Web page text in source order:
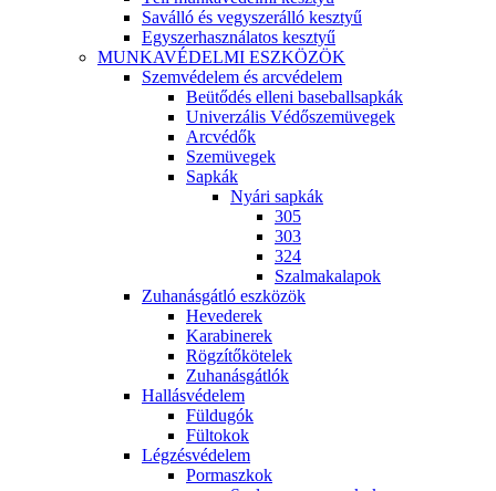
Saválló és vegyszerálló kesztyű
Egyszerhasználatos kesztyű
MUNKAVÉDELMI ESZKÖZÖK
Szemvédelem és arcvédelem
Beütődés elleni baseballsapkák
Univerzális Védőszemüvegek
Arcvédők
Szemüvegek
Sapkák
Nyári sapkák
305
303
324
Szalmakalapok
Zuhanásgátló eszközök
Hevederek
Karabinerek
Rögzítőkötelek
Zuhanásgátlók
Hallásvédelem
Füldugók
Fültokok
Légzésvédelem
Pormaszkok